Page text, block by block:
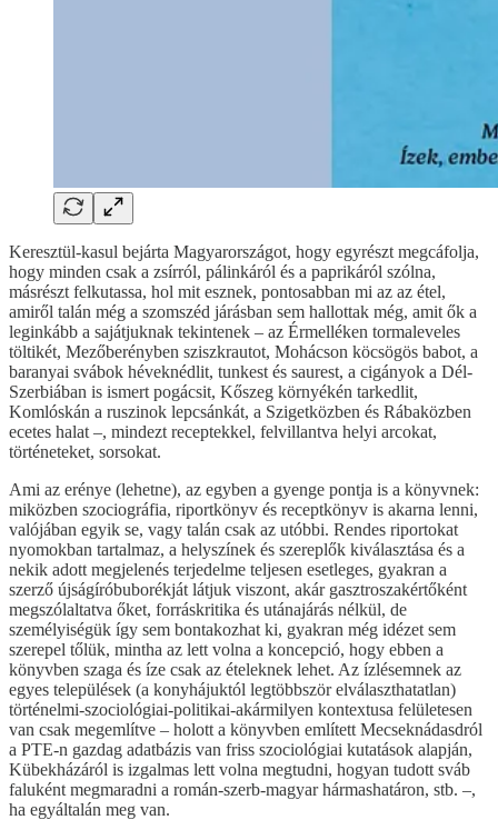
Keresztül-kasul bejárta Magyarországot, hogy egyrészt megcáfolja,
hogy minden csak a zsírról, pálinkáról és a paprikáról szólna,
másrészt felkutassa, hol mit esznek, pontosabban mi az az étel,
amiről talán még a szomszéd járásban sem hallottak még, amit ők a
leginkább a sajátjuknak tekintenek – az Érmelléken tormaleveles
töltikét, Mezőberényben sziszkrautot, Mohácson köcsögös babot, a
baranyai svábok héveknédlit, tunkest és saurest, a cigányok a Dél-
Szerbiában is ismert pogácsit, Kőszeg környékén tarkedlit,
Komlóskán a ruszinok lepcsánkát, a Szigetközben és Rábaközben
ecetes halat –, mindezt receptekkel, felvillantva helyi arcokat,
történeteket, sorsokat.
Ami az erénye (lehetne), az egyben a gyenge pontja is a könyvnek:
miközben szociográfia, riportkönyv és receptkönyv is akarna lenni,
valójában egyik se, vagy talán csak az utóbbi. Rendes riportokat
nyomokban tartalmaz, a helyszínek és szereplők kiválasztása és a
nekik adott megjelenés terjedelme teljesen esetleges, gyakran a
szerző újságíróbuborékját látjuk viszont, akár gasztroszakértőként
megszólaltatva őket, forráskritika és utánajárás nélkül, de
személyiségük így sem bontakozhat ki, gyakran még idézet sem
szerepel tőlük, mintha az lett volna a koncepció, hogy ebben a
könyvben szaga és íze csak az ételeknek lehet. Az ízlésemnek az
egyes települések (a konyhájuktól legtöbbször elválaszthatatlan)
történelmi-szociológiai-politikai-akármilyen kontextusa felületesen
van csak megemlítve – holott a könyvben említett Mecseknádasdról
a PTE-n gazdag adatbázis van friss szociológiai kutatások alapján,
Kübekházáról is izgalmas lett volna megtudni, hogyan tudott sváb
faluként megmaradni a román-szerb-magyar hármashatáron, stb. –,
ha egyáltalán meg van.